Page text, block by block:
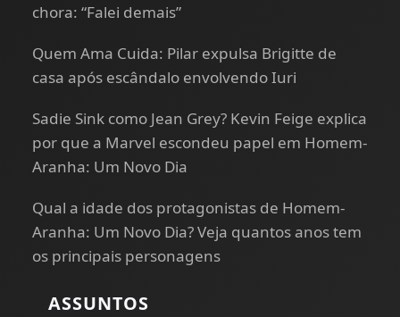
chora: “Falei demais”
Quem Ama Cuida: Pilar expulsa Brigitte de
casa após escândalo envolvendo Iuri
Sadie Sink como Jean Grey? Kevin Feige explica
por que a Marvel escondeu papel em Homem-
Aranha: Um Novo Dia
Qual a idade dos protagonistas de Homem-
Aranha: Um Novo Dia? Veja quantos anos tem
os principais personagens
ASSUNTOS